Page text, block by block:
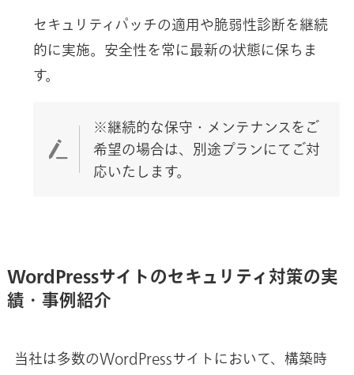
セキュリティパッチの適用や脆弱性診断を継続
的に実施。安全性を常に最新の状態に保ちま
す。
※継続的な保守・メンテナンスをご
希望の場合は、別途プランにてご対
応いたします。
WordPressサイトのセキュリティ対策の実
績・事例紹介
当社は多数のWordPressサイトにおいて、構築時